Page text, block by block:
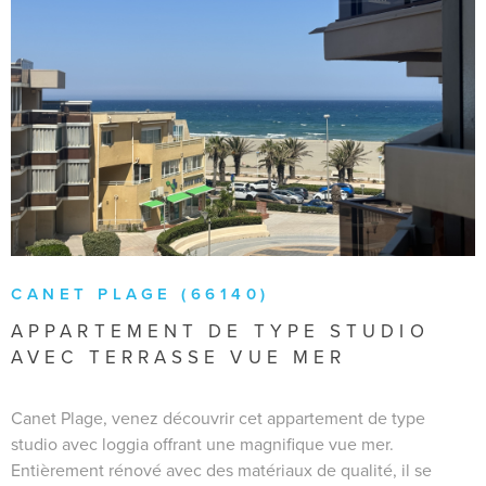
CANET PLAGE (66140)
APPARTEMENT DE TYPE STUDIO
AVEC TERRASSE VUE MER
Canet Plage, venez découvrir cet appartement de type
studio avec loggia offrant une magnifique vue mer.
Entièrement rénové avec des matériaux de qualité, il se
VOIR LE BIEN